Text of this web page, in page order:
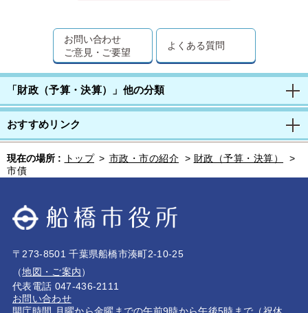
お問い合わせ
ご意見・ご要望
よくある質問
「財政（予算・決算）」他の分類
おすすめリンク
現在の場所 : トップ > 市政・市の紹介 > 財政（予算・決算）
>
市債
〒273-8501 千葉県船橋市湊町2-10-25
（地図・ご案内）
代表電話 047-436-2111
お問い合わせ
開庁時間 月曜から金曜までの午前9時から午後5時まで（祝休